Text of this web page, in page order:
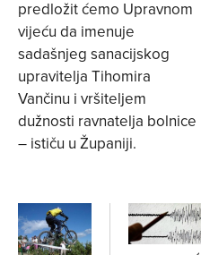
predložit ćemo Upravnom
vijeću da imenuje
sadašnjeg sanacijskog
upravitelja Tihomira
Vančinu i vršiteljem
dužnosti ravnatelja bolnice
– ističu u Županiji.